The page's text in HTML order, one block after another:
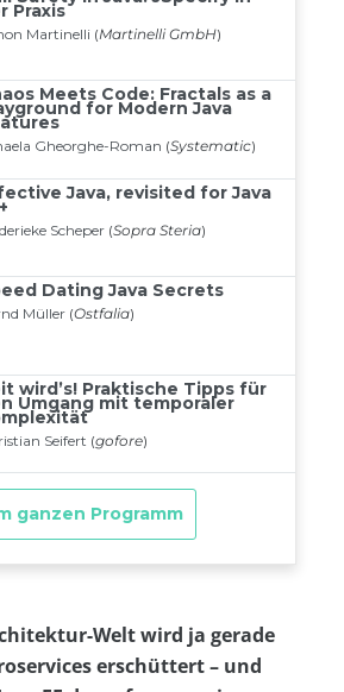
Welt wird ja gerade
erschüttert – und